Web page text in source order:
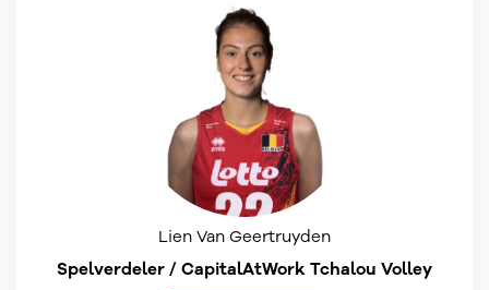
Lien Van Geertruyden
Spelverdeler / CapitalAtWork Tchalou Volley